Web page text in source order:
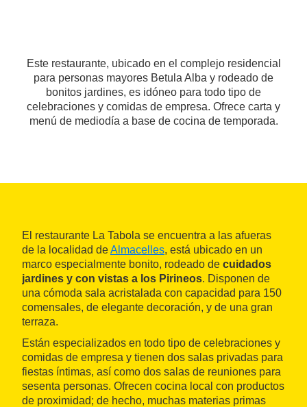
Este restaurante, ubicado en el complejo residencial
para personas mayores Betula Alba y rodeado de
bonitos jardines, es idóneo para todo tipo de
celebraciones y comidas de empresa. Ofrece carta y
menú de mediodía a base de cocina de temporada.
El restaurante La Tabola se encuentra a las afueras
de la localidad deAlmacelles, está ubicado en un
marco especialmente bonito, rodeado de cuidados
jardines y con vistas a los Pirineos. Disponen de
una cómoda sala acristalada con capacidad para 150
comensales, de elegante decoración, y de una gran
terraza.
Están especializados en todo tipo de celebraciones y
comidas de empresa y tienen dos salas privadas para
fiestas íntimas, así como dos salas de reuniones para
sesenta personas. Ofrecen cocina local con productos
de proximidad; de hecho, muchas materias primas